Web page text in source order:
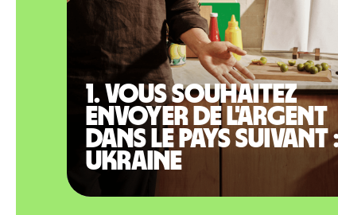
1. Vous souhaitez
envoyer de l'argent
dans le pays suivant
Ukraine